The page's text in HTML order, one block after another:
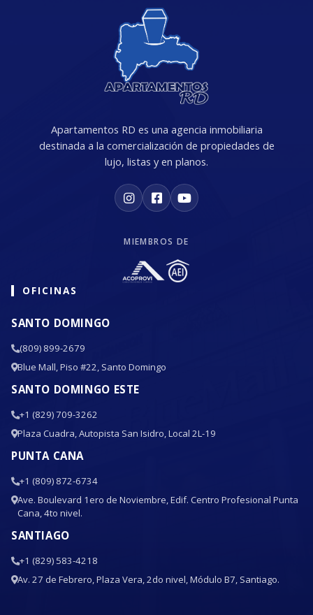
Apartamentos RD es una agencia inmobiliaria
destinada a la comercialización de propiedades de
lujo, listas y en planos.
MIEMBROS DE
OFICINAS
SANTO DOMINGO
(809) 899-2679
Blue Mall, Piso #22, Santo Domingo
SANTO DOMINGO ESTE
+1 (829) 709-3262
Plaza Cuadra, Autopista San Isidro, Local 2L-19
PUNTA CANA
+1 (809) 872-6734
Ave. Boulevard 1ero de Noviembre, Edif. Centro Profesional Punta
Cana, 4to nivel.
SANTIAGO
+1 (829) 583-4218
Av. 27 de Febrero, Plaza Vera, 2do nivel, Módulo B7, Santiago.